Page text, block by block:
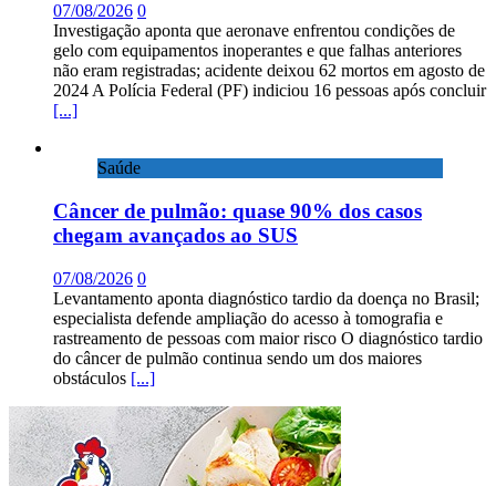
07/08/2026 0
Investigação aponta que aeronave enfrentou condições de
gelo com equipamentos inoperantes e que falhas anteriores
não eram registradas; acidente deixou 62 mortos em agosto de
2024 A Polícia Federal (PF) indiciou 16 pessoas após concluir
[...]
Saúde
Câncer de pulmão: quase 90% dos casos
chegam avançados ao SUS
07/08/2026 0
Levantamento aponta diagnóstico tardio da doença no Brasil;
especialista defende ampliação do acesso à tomografia e
rastreamento de pessoas com maior risco O diagnóstico tardio
do câncer de pulmão continua sendo um dos maiores
obstáculos [...]